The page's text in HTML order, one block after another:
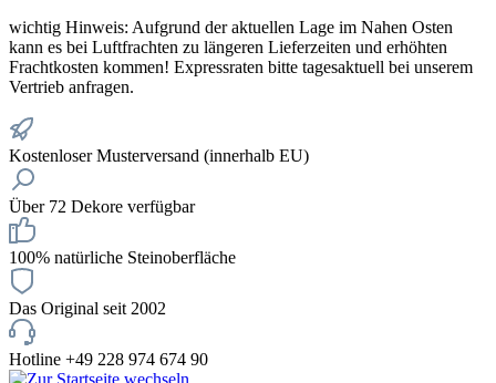
wichtig Hinweis: Aufgrund der aktuellen Lage im Nahen Osten
kann es bei Luftfrachten zu längeren Lieferzeiten und erhöhten
Frachtkosten kommen! Expressraten bitte tagesaktuell bei unserem
Vertrieb anfragen.
Kostenloser Musterversand (innerhalb EU)
Über 72 Dekore verfügbar
100% natürliche Steinoberfläche
Das Original seit 2002
Hotline +49 228 974 674 90